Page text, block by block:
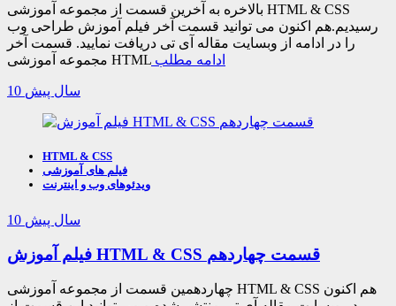
بالاخره به آخرین قسمت از مجموعه آموزشی HTML & CSS
رسیدیم.هم اکنون می توانید قسمت آخر فیلم آموزش طراحی وب
را در ادامه از وبسایت مقاله آی تی دریافت نمایید. قسمت آخر
مجموعه آموزشی HTML ادامه مطلب
10 سال پیش
HTML & CSS
فیلم های آموزشی
ویدئوهای وب و اینترنت
10 سال پیش
فیلم آموزش HTML & CSS قسمت چهاردهم
چهاردهمین قسمت از مجموعه آموزشی HTML & CSS هم اکنون